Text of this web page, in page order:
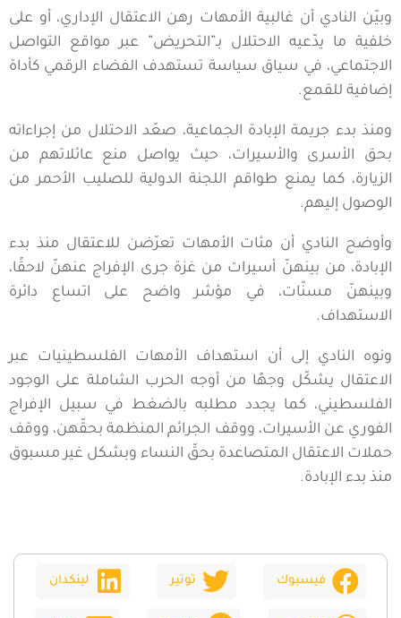
وبيّن النادي أن غالبية الأمهات رهن الاعتقال الإداري، أو على
خلفية ما يدّعيه الاحتلال بـ”التحريض” عبر مواقع التواصل
الاجتماعي، في سياق سياسة تستهدف الفضاء الرقمي كأداة
إضافية للقمع.
ومنذ بدء جريمة الإبادة الجماعية، صعّد الاحتلال من إجراءاته
بحق الأسرى والأسيرات، حيث يواصل منع عائلاتهم من
الزيارة، كما يمنع طواقم اللجنة الدولية للصليب الأحمر من
الوصول إليهم.
وأوضح النادي أن مئات الأمهات تعرّضن للاعتقال منذ بدء
الإبادة، من بينهنّ أسيرات من غزة جرى الإفراج عنهنّ لاحقًا،
وبينهنّ مسنّات، في مؤشر واضح على اتساع دائرة
الاستهداف.
ونوه النادي إلى أن استهداف الأمهات الفلسطينيات عبر
الاعتقال يشكّل وجهًا من أوجه الحرب الشاملة على الوجود
الفلسطيني، كما يجدد مطلبه بالضغط في سبيل الإفراج
الفوري عن الأسيرات، ووقف الجرائم المنظمة بحقّهن، ووقف
حملات الاعتقال المتصاعدة بحقّ النساء وبشكل غير مسبوق
منذ بدء الإبادة.
فيسبوك توتير لينكدان